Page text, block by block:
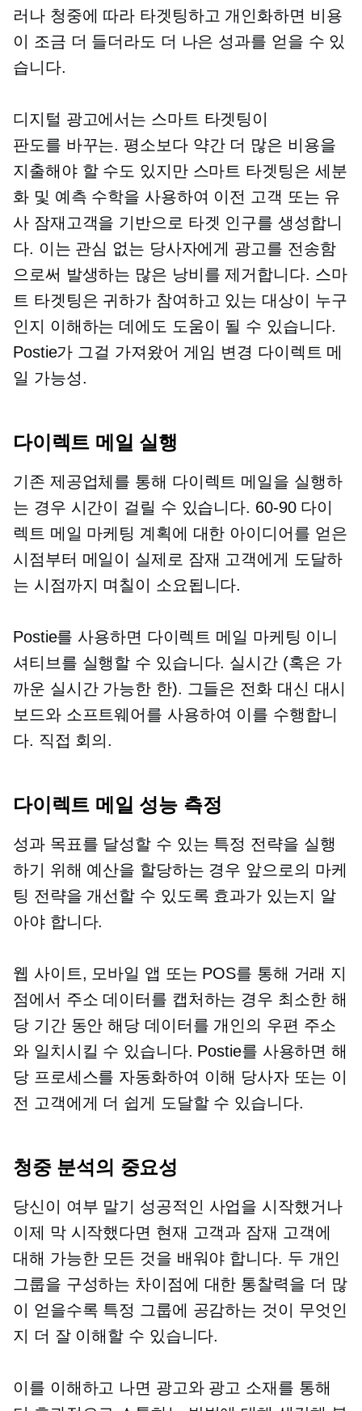
러나 청중에 따라 타겟팅하고 개인화하면 비용
이 조금 더 들더라도 더 나은 성과를 얻을 수 있
습니다.
디지털 광고에서는 스마트 타겟팅이
판도를 바꾸는. 평소보다 약간 더 많은 비용을
지출해야 할 수도 있지만 스마트 타겟팅은 세분
화 및 예측 수학을 사용하여 이전 고객 또는 유
사 잠재고객을 기반으로 타겟 인구를 생성합니
다. 이는 관심 없는 당사자에게 광고를 전송함
으로써 발생하는 많은 낭비를 제거합니다. 스마
트 타겟팅은 귀하가 참여하고 있는 대상이 누구
인지 이해하는 데에도 도움이 될 수 있습니다.
Postie가 그걸 가져왔어 게임 변경 다이렉트 메
일 가능성.
다이렉트 메일 실행
기존 제공업체를 통해 다이렉트 메일을 실행하
는 경우 시간이 걸릴 수 있습니다. 60-90다이
렉트 메일 마케팅 계획에 대한 아이디어를 얻은
시점부터 메일이 실제로 잠재 고객에게 도달하
는 시점까지 며칠이 소요됩니다.
Postie를 사용하면 다이렉트 메일 마케팅 이니
셔티브를 실행할 수 있습니다. 실시간 (혹은 가
까운 실시간가능한 한). 그들은 전화 대신 대시
보드와 소프트웨어를 사용하여 이를 수행합니
다. 직접 회의.
다이렉트 메일 성능 측정
성과 목표를 달성할 수 있는 특정 전략을 실행
하기 위해 예산을 할당하는 경우 앞으로의 마케
팅 전략을 개선할 수 있도록 효과가 있는지 알
아야 합니다.
웹 사이트, 모바일 앱 또는 POS를 통해 거래 지
점에서 주소 데이터를 캡처하는 경우 최소한 해
당 기간 동안 해당 데이터를 개인의 우편 주소
와 일치시킬 수 있습니다. Postie를 사용하면 해
당 프로세스를 자동화하여 이해 당사자 또는 이
전 고객에게 더 쉽게 도달할 수 있습니다.
청중 분석의 중요성
당신이 여부 말기
성공적인 사업을 시작했거나
이제 막 시작했다면 현재 고객과 잠재 고객에
대해 가능한 모든 것을 배워야 합니다. 두 개인
그룹을 구성하는 차이점에 대한 통찰력을 더 많
이 얻을수록 특정 그룹에 공감하는 것이 무엇인
지 더 잘 이해할 수 있습니다.
이를 이해하고 나면 광고와 광고 소재를 통해